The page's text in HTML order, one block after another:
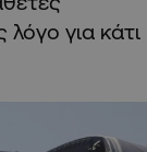
για κάτι